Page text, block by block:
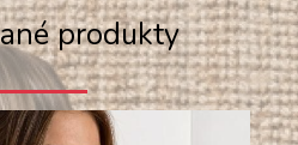
produkty